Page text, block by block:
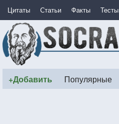
Цитаты Статьи Факты Тесты
+Добавить Популярные